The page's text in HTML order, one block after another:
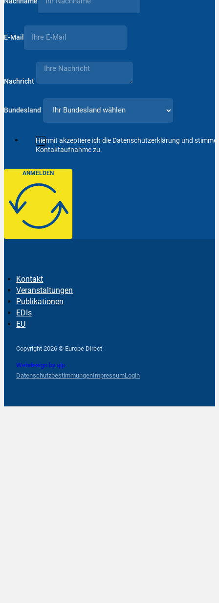
E-Mail
Nachricht
Bundesland
Hiermit akzeptiere ich die Datenschutzerklärung und
Kontaktaufnahme zu.
ANMELDEN
Kontakt
Veranstaltungen
Publikationen
EDIs
EU
Copyright 2026 © Europe Direct
Webdesign by qlp
DatenschutzbestimmungenImpressumLogin